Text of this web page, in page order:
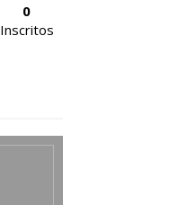
0
Inscritos